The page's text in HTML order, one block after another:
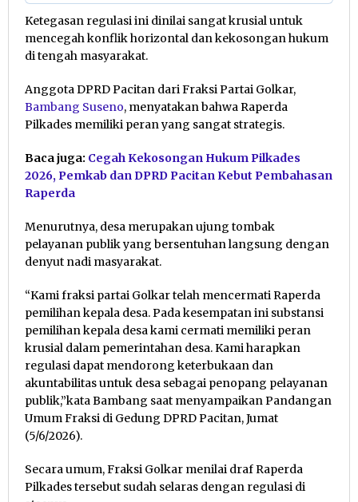
Ketegasan regulasi ini dinilai sangat krusial untuk
mencegah konflik horizontal dan kekosongan hukum
di tengah masyarakat.
Anggota DPRD Pacitan dari Fraksi Partai Golkar,
Bambang Suseno, menyatakan bahwa Raperda
Pilkades memiliki peran yang sangat strategis.
Baca juga: Cegah Kekosongan Hukum Pilkades
2026, Pemkab dan DPRD Pacitan Kebut Pembahasan
Raperda
Menurutnya, desa merupakan ujung tombak
pelayanan publik yang bersentuhan langsung dengan
denyut nadi masyarakat.
“Kami fraksi partai Golkar telah mencermati Raperda
pemilihan kepala desa. Pada kesempatan ini substansi
pemilihan kepala desa kami cermati memiliki peran
krusial dalam pemerintahan desa. Kami harapkan
regulasi dapat mendorong keterbukaan dan
akuntabilitas untuk desa sebagai penopang pelayanan
publik,”kata Bambang saat menyampaikan Pandangan
Umum Fraksi di Gedung DPRD Pacitan, Jumat
(5/6/2026).
Secara umum, Fraksi Golkar menilai draf Raperda
Pilkades tersebut sudah selaras dengan regulasi di